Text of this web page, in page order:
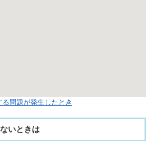
問題が発生したとき
いときは